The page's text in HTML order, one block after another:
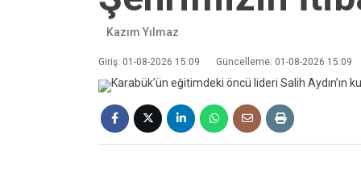
Kazım Yılmaz
Giriş: 01-08-2026 15:09 Güncelleme: 01-08-2026 15:09